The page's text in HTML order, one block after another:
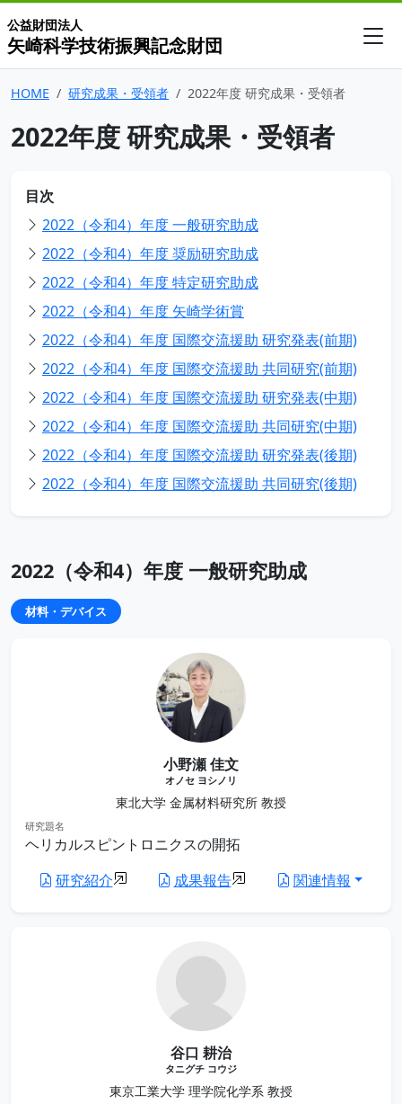
公益財団法人
矢崎科学技術振興記念財団
HOME 研究成果・受領者 2022年度 研究成果・受領者
2022年度 研究成果・受領者
目次
2022（令和4）年度 一般研究助成
2022（令和4）年度 奨励研究助成
2022（令和4）年度 特定研究助成
2022（令和4）年度 矢崎学術賞
2022（令和4）年度 国際交流援助 研究発表(前期)
2022（令和4）年度 国際交流援助 共同研究(前期)
2022（令和4）年度 国際交流援助 研究発表(中期)
2022（令和4）年度 国際交流援助 共同研究(中期)
2022（令和4）年度 国際交流援助 研究発表(後期)
2022（令和4）年度 国際交流援助 共同研究(後期)
2022（令和4）年度 一般研究助成
材料・デバイス
小野瀬 佳文
オノセ ヨシノリ
東北大学 金属材料研究所 教授
研究題名
ヘリカルスピントロニクスの開拓
研究紹介
成果報告 関連情報
谷口 耕治
タニグチ コウジ
東京工業大学 理学院化学系 教授